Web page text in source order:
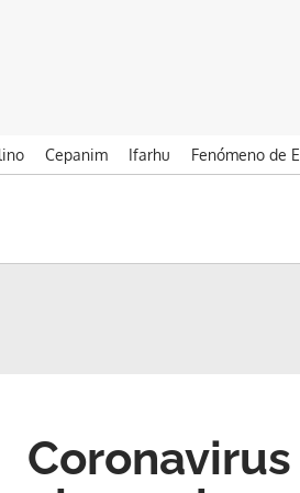
Cepanim Ifarhu Fenómeno de